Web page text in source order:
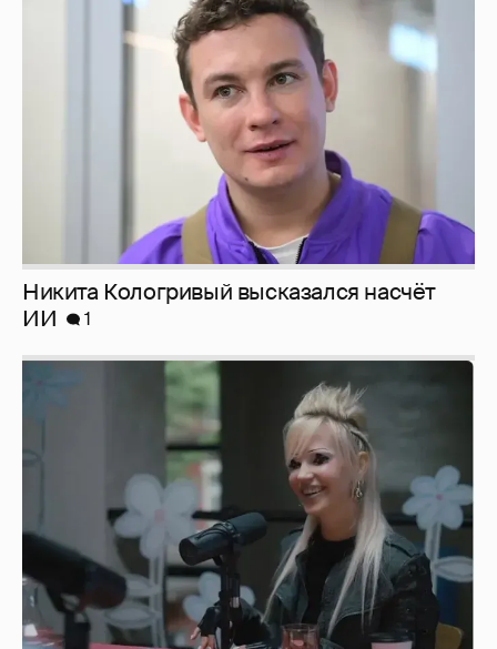
Никита Кологривый высказался насчёт
ИИ
1